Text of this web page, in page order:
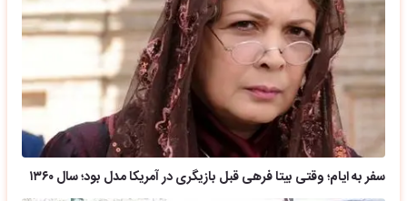
سفر به ایام؛ وقتی بیتا فرهی قبل بازیگری در آمریکا مدل بود؛ سال ۱۳۶۰